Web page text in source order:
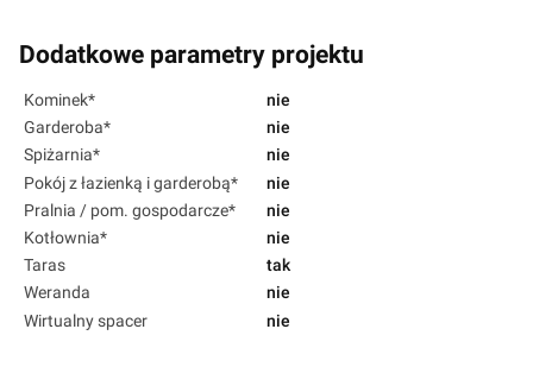
Dodatkowe parametry projektu
Kominek*
nie
Garderoba*
nie
Spiżarnia*
nie
Pokój z łazienką i garderobą*
nie
Pralnia / pom. gospodarcze*
nie
Kotłownia*
nie
Taras
tak
Weranda
nie
Wirtualny spacer
nie